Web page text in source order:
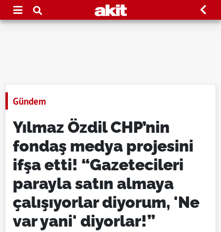
Gündem
Yılmaz Özdil CHP’nin
fondaş medya projesini
ifşa etti! “Gazetecileri
parayla satın almaya
çalışıyorlar diyorum, 'Ne
var yani' diyorlar!”